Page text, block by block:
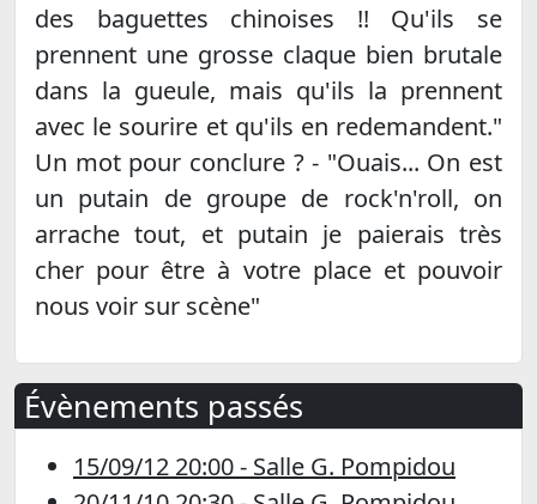
des baguettes chinoises !! Qu'ils se
prennent une grosse claque bien brutale
dans la gueule, mais qu'ils la prennent
avec le sourire et qu'ils en redemandent."
Un mot pour conclure ? - "Ouais... On est
un putain de groupe de rock'n'roll, on
arrache tout, et putain je paierais très
cher pour être à votre place et pouvoir
nous voir sur scène"
Évènements passés
15/09/12 20:00 - Salle G. Pompidou